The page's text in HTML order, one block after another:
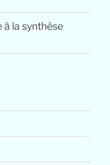
à la synthèse